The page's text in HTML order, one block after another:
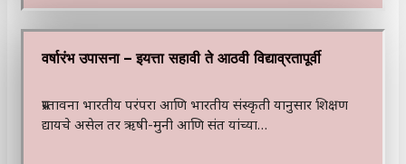
वर्षारंभ उपासना – इयत्ता सहावी ते आठवी विद्याव्रतापूर्वी
प्रस्तावना भारतीय परंपरा आणि भारतीय संस्कृती यानुसार शिक्षण
द्यायचे असेल तर ऋषी-मुनी आणि संत यांच्या…